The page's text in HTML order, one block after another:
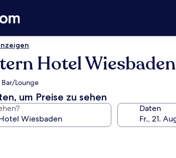
Hotel Wiesbaden
Lounge
um Preise zu sehen
Daten